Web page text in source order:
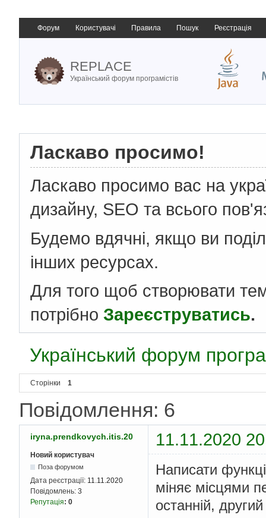
Форум Користувачі Правила Пошук Реєстрація
REPLACE
Український форум програмістів
Ласкаво просимо!
Ласкаво просимо вас на
дизайну, SEO та всього
Будемо вдячні, якщо ви
інших ресурсах.
Для того щоб створювати
потрібно Зареєструватись.
Український форум
Сторінки 1
Повідомлення: 6
iryna.prendkovych.itis.20 11.11.2020
Новий користувач
Поза форумом
Дата реєстрації: 11.11.2020
Повідомлень: 3
Репутація: 0
Написати
міняє місцями
останній,